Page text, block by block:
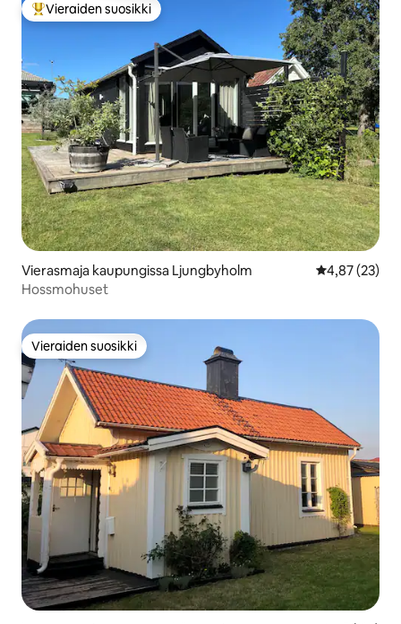
Vieraiden suosikkien parhaimmistoa
Vieraiden suosikki
Vierasmaja kaupungissa Ljungbyholm
4,87 (23)
Hossmohuset
Vieraiden suosikki
Vieraiden suosikki